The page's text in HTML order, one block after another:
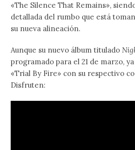
«The Silence That Remains»,
detallada del rumbo que está
su nueva alineación.
Aunque su nuevo álbum titulado
programado para el 21 de marzo,
«Trial By Fire» con su respectivo
Disfruten: